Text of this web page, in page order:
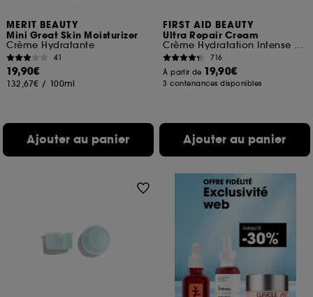
MERIT BEAUTY
Mini Great Skin Moisturizer
Crème Hydratante
41
19,90€
132,67€ / 100ml
Ajouter au panier
FIRST AID BEAUTY
Ultra Repair Cream
Crème Hydratation Intense pour le visage et le corps
716
À partir de 19,90€
3 contenances disponibles
Ajouter au panier